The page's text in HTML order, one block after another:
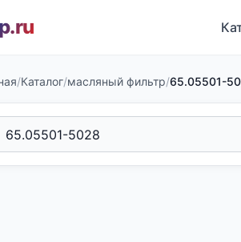
.ru
/Каталог/масляный фильтр/65.05501-